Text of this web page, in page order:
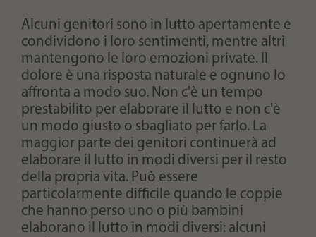
Alcuni genitori sono in lutto apertamente e
condividono i loro sentimenti, mentre altri
mantengono le loro emozioni private. Il
dolore è una risposta naturale e ognuno lo
affronta a modo suo. Non c'è un tempo
prestabilito per elaborare il lutto e non c'è
un modo giusto o sbagliato per farlo. La
maggior parte dei genitori continuerà ad
elaborare il lutto in modi diversi per il resto
della propria vita. Può essere
particolarmente difficile quando le coppie
che hanno perso uno o più bambini
elaborano il lutto in modi diversi: alcuni